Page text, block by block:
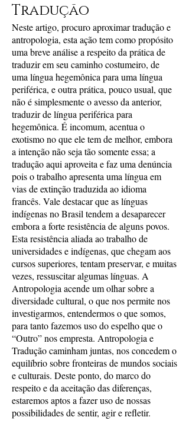
Tradução
Neste artigo, procuro aproximar tradução e
antropologia, esta ação tem como propósito
uma breve análise a respeito da prática de
traduzir em seu caminho costumeiro, de
uma língua hegemônica para uma língua
periférica, e outra prática, pouco usual, que
não é simplesmente o avesso da anterior,
traduzir de língua periférica para
hegemônica. É incomum, acentua o
exotismo no que ele tem de melhor, embora
a intenção não seja tão somente essa; a
tradução aqui aproveita e faz uma denúncia
pois o trabalho apresenta uma língua em
vias de extinção traduzida ao idioma
francês. Vale destacar que as línguas
indígenas no Brasil tendem a desaparecer
embora a forte resistência de alguns povos.
Esta resistência aliada ao trabalho de
universidades e indígenas, que chegam aos
cursos superiores, tentam preservar, e muitas
vezes, ressuscitar algumas línguas. A
Antropologia acende um olhar sobre a
diversidade cultural, o que nos permite nos
investigarmos, entendermos o que somos,
para tanto fazemos uso do espelho que o
“Outro” nos empresta. Antropologia e
Tradução caminham juntas, nos concedem o
equilíbrio sobre fronteiras de mundos sociais
e culturais. Deste ponto, do marco do
respeito e da aceitação das diferenças,
estaremos aptos a fazer uso de nossas
possibilidades de sentir, agir e refletir.